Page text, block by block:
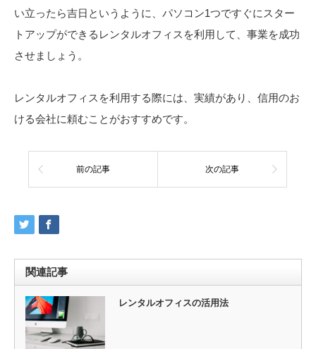
い立ったら吉日というように、パソコン1つですぐにスター
トアップができるレンタルオフィスを利用して、事業を成功
させましょう。
レンタルオフィスを利用する際には、実績があり、信用のお
ける会社に頼むことがおすすめです。
前の記事 次の記事
関連記事
レンタルオフィスの活用法